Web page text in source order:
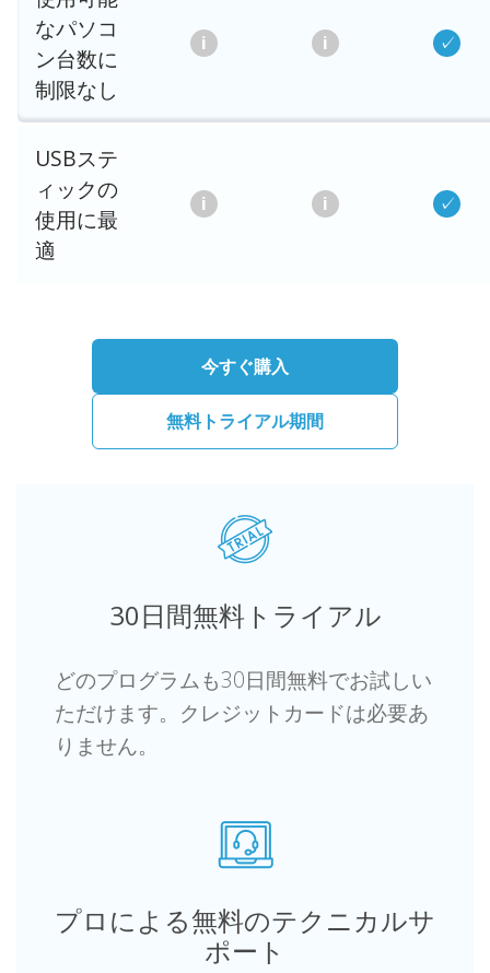
なパソコ
ン台数に
制限なし
USBステ
ィックの
使用に最
適
今すぐ購入
無料トライアル期間
30日間無料トライアル
どのプログラムも30日間無料でお試しい
ただけます。クレジットカードは必要あ
りません。
プロによる無料のテクニカルサ
ポート